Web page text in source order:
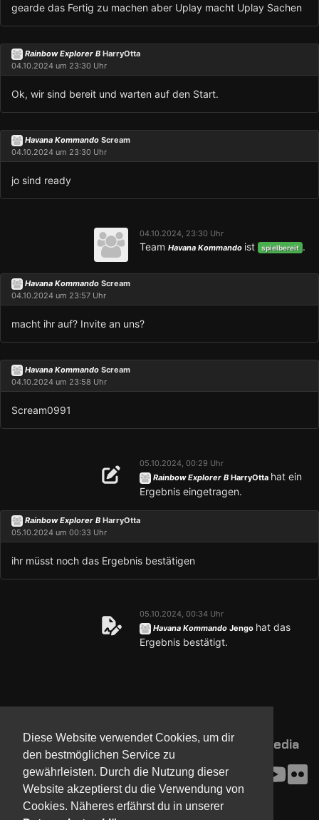
Diese Website verwendet Cookies, um dir
den bestmöglichen Service zu
gewährleisten. Durch die Nutzung dieser
Website akzeptierst du die Verwendung von
Cookies. Näheres erfährst du in unserer
gearde das Fertig zu machen aber Uplay macht Uplay Sachen
Rainbow Explorer B HarryOtta
04.10.2024 um 23:30 Uhr
Ok, wir sind bereit und warten auf den Start.
Havana Kommando Scream
04.10.2024 um 23:30 Uhr
jo sind ready
04.10.2024, 23:30 Uhr
Team Havana Kommando ist spielbereit .
Havana Kommando Scream
04.10.2024 um 23:57 Uhr
macht ihr auf? Invite an uns?
Havana Kommando Scream
04.10.2024 um 23:58 Uhr
Scream0991
05.10.2024, 00:29 Uhr
Rainbow Explorer B HarryOtta hat ein
Ergebnis eingetragen.
Rainbow Explorer B HarryOtta
05.10.2024 um 00:33 Uhr
ihr müsst noch das Ergebnis bestätigen
05.10.2024, 00:34 Uhr
Havana Kommando Jengo hat das
Ergebnis bestätigt.
NorthCon
Kontakt
Presse
Verein
Impressum
AGB
Datenschutz
Updates Community Media